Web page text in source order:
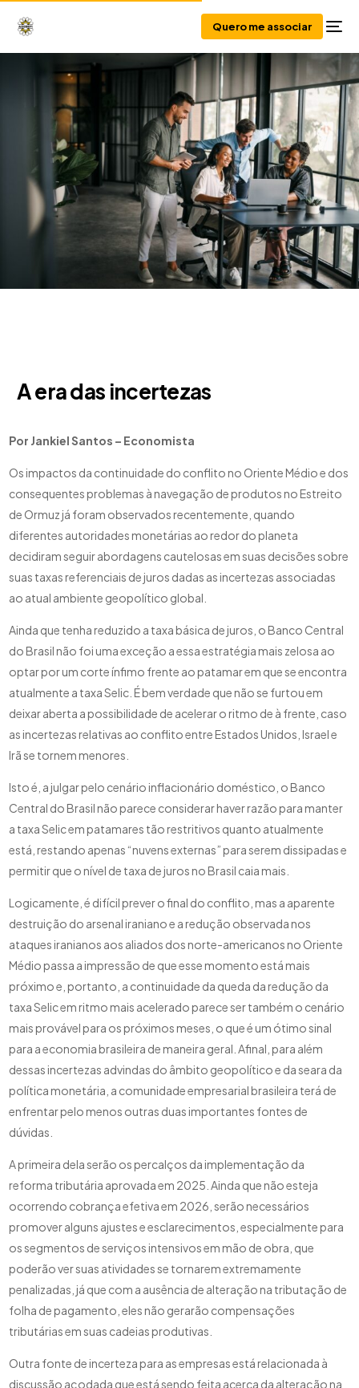
Quero me associar
A era das incertezas
Por Jankiel Santos – Economista
Os impactos da continuidade do conflito no Oriente Médio e dos
consequentes problemas à navegação de produtos no Estreito
de Ormuz já foram observados recentemente, quando
diferentes autoridades monetárias ao redor do planeta
decidiram seguir abordagens cautelosas em suas decisões sobre
suas taxas referenciais de juros dadas as incertezas associadas
ao atual ambiente geopolítico global.
Ainda que tenha reduzido a taxa básica de juros, o Banco Central
do Brasil não foi uma exceção a essa estratégia mais zelosa ao
optar por um corte ínfimo frente ao patamar em que se encontra
atualmente a taxa Selic. É bem verdade que não se furtou em
deixar aberta a possibilidade de acelerar o ritmo de à frente, caso
as incertezas relativas ao conflito entre Estados Unidos, Israel e
Irã se tornem menores.
Isto é, a julgar pelo cenário inflacionário doméstico, o Banco
Central do Brasil não parece considerar haver razão para manter
a taxa Selic em patamares tão restritivos quanto atualmente
está, restando apenas “nuvens externas” para serem dissipadas e
permitir que o nível de taxa de juros no Brasil caia mais.
Logicamente, é difícil prever o final do conflito, mas a aparente
destruição do arsenal iraniano e a redução observada nos
ataques iranianos aos aliados dos norte-americanos no Oriente
Médio passa a impressão de que esse momento está mais
próximo e, portanto, a continuidade da queda da redução da
taxa Selic em ritmo mais acelerado parece ser também o cenário
mais provável para os próximos meses, o que é um ótimo sinal
para a economia brasileira de maneira geral. Afinal, para além
dessas incertezas advindas do âmbito geopolítico e da seara da
política monetária, a comunidade empresarial brasileira terá de
enfrentar pelo menos outras duas importantes fontes de
dúvidas.
A primeira dela serão os percalços da implementação da
reforma tributária aprovada em 2025. Ainda que não esteja
ocorrendo cobrança efetiva em 2026, serão necessários
promover alguns ajustes e esclarecimentos, especialmente para
os segmentos de serviços intensivos em mão de obra, que
poderão ver suas atividades se tornarem extremamente
penalizadas, já que com a ausência de alteração na tributação de
folha de pagamento, eles não gerarão compensações
tributárias em suas cadeias produtivas.
Outra fonte de incerteza para as empresas está relacionada à
discussão açodada que está sendo feita acerca da alteração na